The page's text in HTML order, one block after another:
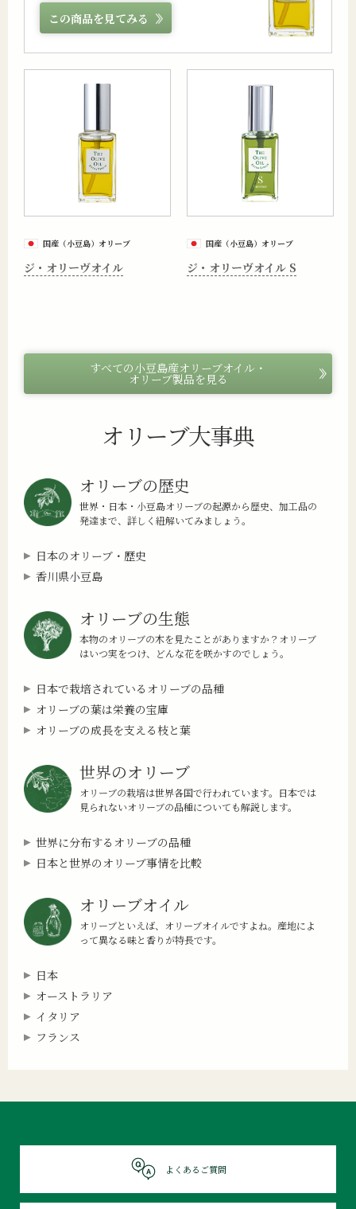
この商品を見てみる
国産（小豆島）オリーブ
ジ・オリーヴオイル
国産（小豆島）オリーブ
ジ・オリーヴオイル S
すべての小豆島産オリーブオイル・
オリーブ製品を見る
オリーブ大事典
オリーブの歴史
世界・日本・小豆島オリーブの起源から歴史、加工品の
発達まで、詳しく紐解いてみましょう。
日本のオリーブ・歴史
香川県小豆島
オリーブの生態
本物のオリーブの木を見たことがありますか？オリーブ
はいつ実をつけ、どんな花を咲かすのでしょう。
日本で栽培されているオリーブの品種
オリーブの葉は栄養の宝庫
オリーブの成長を支える枝と葉
世界のオリーブ
オリーブの栽培は世界各国で行われています。日本では
見られないオリーブの品種についても解説します。
世界に分布するオリーブの品種
日本と世界のオリーブ事情を比較
オリーブオイル
オリーブといえば、オリーブオイルですよね。産地によ
って異なる味と香りが特長です。
日本
オーストラリア
イタリア
フランス
よくあるご質問